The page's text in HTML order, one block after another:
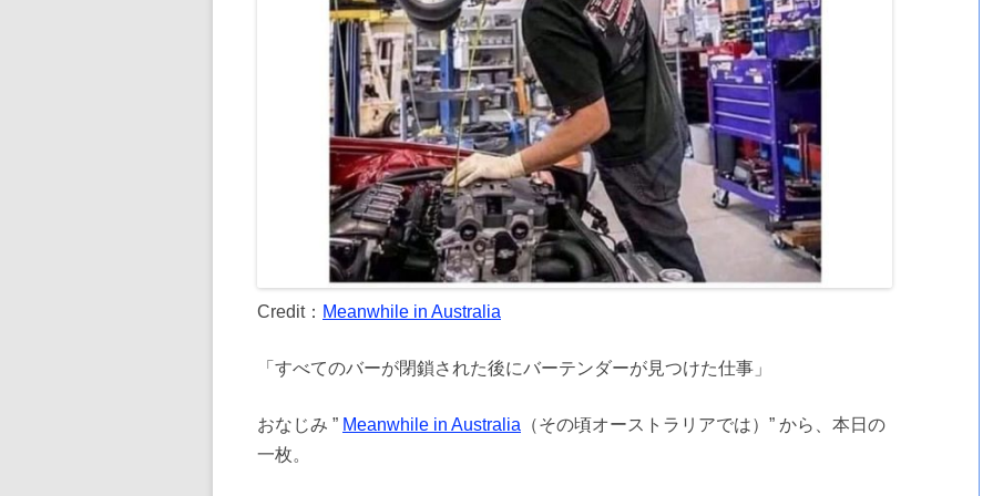
Credit： Meanwhile in Australia
「すべてのバーが閉鎖された後にバーテンダーが見つけた仕事」
おなじみ ” Meanwhile in Australia （その頃オーストラリアでは）” から、本日の
一枚。